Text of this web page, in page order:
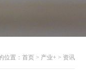
位置： 首页> 产业+ > 资讯